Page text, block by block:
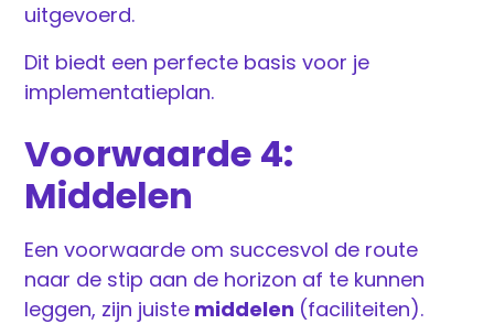
uitgevoerd.
Dit biedt een perfecte basis voor je
implementatieplan.
Voorwaarde 4:
Middelen
Een voorwaarde om succesvol de route
naar de stip aan de horizon af te kunnen
leggen, zijn juiste middelen (faciliteiten).